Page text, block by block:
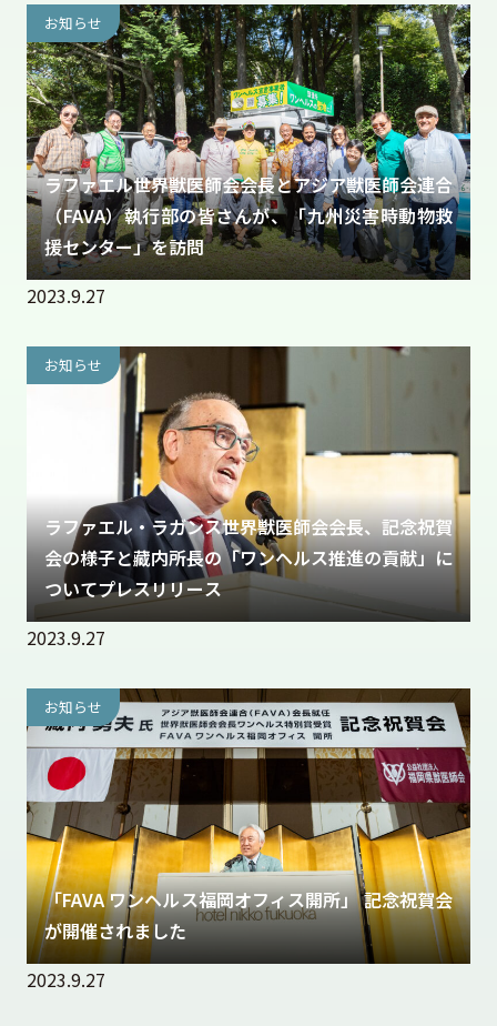
お知らせ
ラファエル世界獣医師会会長とアジア獣医師会連合
（FAVA）執行部の皆さんが、「九州災害時動物救
援センター」を訪問
2023.9.27
お知らせ
ラファエル・ラガンス世界獣医師会会長、記念祝賀
会の様子と藏内所長の「ワンヘルス推進の貢献」に
ついてプレスリリース
2023.9.27
お知らせ
「FAVA ワンヘルス福岡オフィス開所」 記念祝賀会
が開催されました
2023.9.27